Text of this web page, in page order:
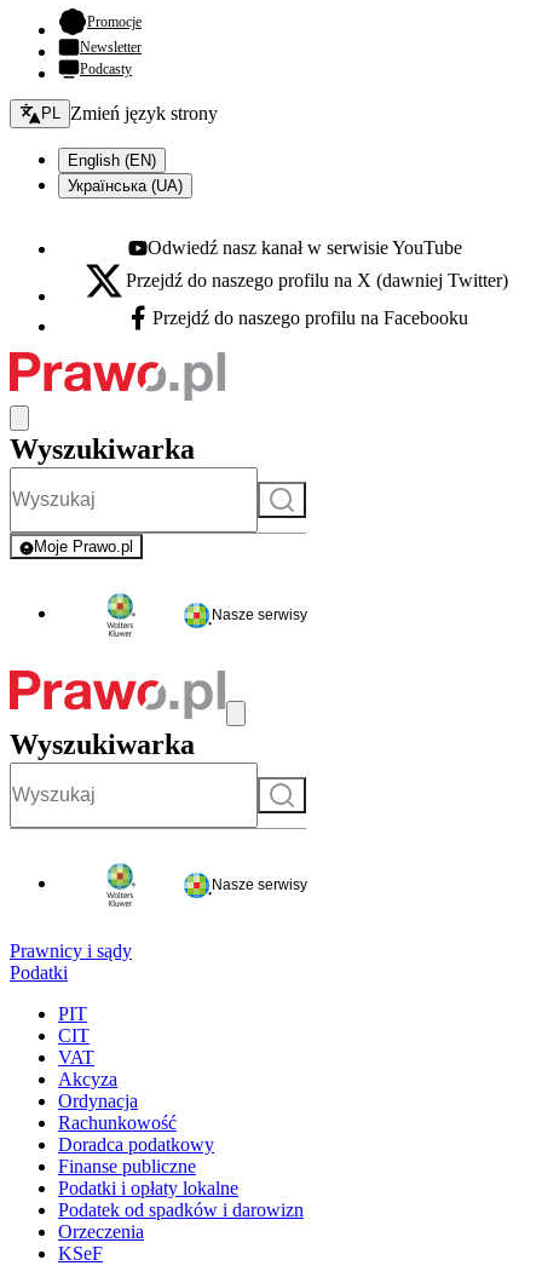
Promocje- otwiera się w nowej karcie
Newsletter
Podcasty
Zmień język - bieżący:
PL Zmień język strony
English (EN)
Українська (UA)
Youtube - otwiera się w nowej karcie
Odwiedź nasz kanał w serwisie YouTube
X - otwiera się w nowej karcie
Przejdź do naszego profilu na X (dawniej Twitter)
Facebook - otwiera się w nowej karcie
Przejdź do naszego profilu na Facebooku
Wyszukiwarka
Szukaj
Moje Prawo.pl
- rejestracja i logowanie do serwisu
Nasze serwisy
Wyszukiwarka
Szukaj
Nasze serwisy
Prawnicy i sądy
Podatki
PIT
CIT
VAT
Akcyza
Ordynacja
Rachunkowość
Doradca podatkowy
Finanse publiczne
Podatki i opłaty lokalne
Podatek od spadków i darowizn
Orzeczenia
KSeF